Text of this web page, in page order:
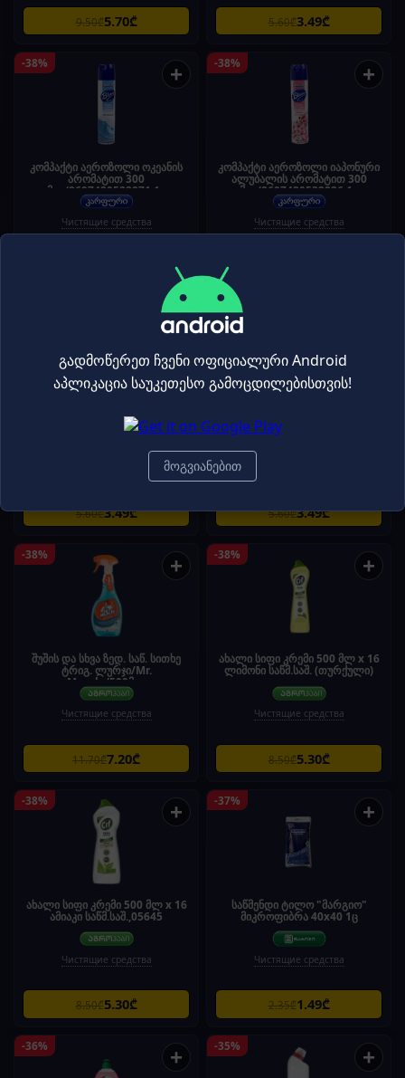
9.50₾5.70₾ 5.60₾3.49₾
-38% +
კომპაქტი აეროზოლი ოკეანის
არომატით 300
მლ/8697420532871 1ც
Чистящие средства
-38% +
კომპაქტი აეროზოლი იაპონური
ალუბალის არომატით 300
მლ/8697420532826 1ც
Чистящие средства
+
გამწმენდი ლიმონი 300
მლ/8697420532840 1ც
5.60₾3.49₾
გამწმენდი ანტიტობაკო 300
მლ/8697420532819 1ც
5.60₾3.49₾
-38% +
შუშის და სხვა ზედ. საწ. სითხე
ტრიგ. ლურჯი/Mr.
Muscle/500მლ
Чистящие средства
11.70₾7.20₾
-38% +
ახალი სიფი კრემი 500 მლ x 16
ლიმონი საწმ.საშ. (თურქული)
Чистящие средства
8.50₾5.30₾
-38% +
ახალი სიფი კრემი 500 მლ x 16
ამიაკი საწმ.საშ.,05645
Чистящие средства
8.50₾5.30₾
-37% +
საწმენდი ტილო "მარგიო"
მიკროფიბრა 40x40 1ც
Чистящие средства
2.35₾1.49₾
-36% + -35% +
გადმოწერეთ ჩვენი ოფიციალური Android
აპლიკაცია საუკეთესო გამოცდილებისთვის!
მოგვიანებით